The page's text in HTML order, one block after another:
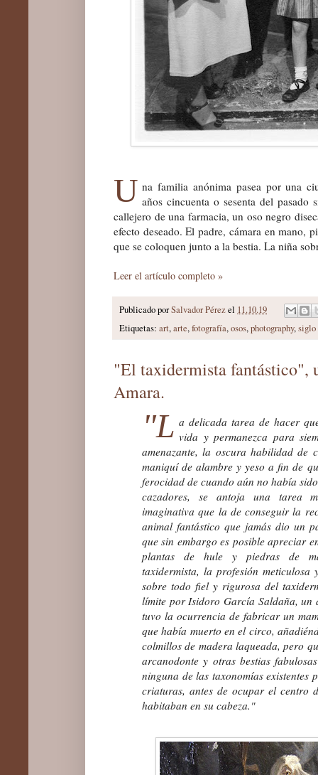
U na familia anónima pasea por una
años cincuenta o sesenta del
callejero de una farmacia, un oso negro
efecto deseado. El padre, cámara en mano,
que se coloquen junto a la bestia. La niña
Leer el artículo completo »
Publicado porSalvador Pérezel 11.10.19
Etiquetas: art,arte,fotografía,osos,photography,
"El taxidermista fantástico",
Amara.
"L a delicada tarea de hacer
vida y permanezca para
amenazante, la oscura habilidad
maniquí de alambre y yeso a fin de
ferocidad de cuando aún no había
cazadores, se antoja una tarea
imaginativa que la de conseguir la
animal fantástico que jamás dio un
que sin embargo es posible apreciar
plantas de hule y piedras de
taxidermista, la profesión
sobre todo fiel y rigurosa del
límite por Isidoro García Saldaña, un
tuvo la ocurrencia de fabricar un
que había muerto en el circo,
colmillos de madera laqueada, pero
arcanodonte y otras bestias
ninguna de las taxonomías existentes
criaturas, antes de ocupar el centro
habitaban en su cabeza."